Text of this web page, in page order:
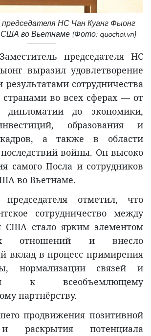
НС Чан Куанг Фыонг
во Вьетнаме (Фото: quochoi.vn)
председателя НС
выразил удовлетворение
сотрудничества
во всех сферах — от
до экономики,
образования и
кадров, а также в области
войны. Он высоко
самого Посла и сотрудников
во Вьетнаме.
председателя отметил, что
сотрудничество между
США стало ярким элементом
отношений и внесло
вклад в процесс примирения
нормализации связей и
к всеобъемлющему
партнёрству.
продвижения позитивной
раскрытия потенциала